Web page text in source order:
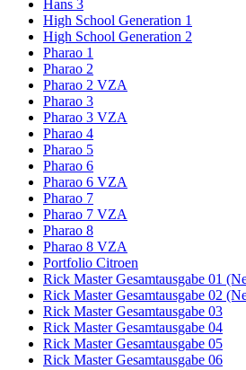
Hans 3
High School Generation 1
High School Generation 2
Pharao 1
Pharao 2
Pharao 2 VZA
Pharao 3
Pharao 3 VZA
Pharao 4
Pharao 5
Pharao 6
Pharao 6 VZA
Pharao 7
Pharao 7 VZA
Pharao 8
Pharao 8 VZA
Portfolio Citroen
Rick Master Gesamtausgabe 01
Rick Master Gesamtausgabe 02
Rick Master Gesamtausgabe 03
Rick Master Gesamtausgabe 04
Rick Master Gesamtausgabe 05
Rick Master Gesamtausgabe 06